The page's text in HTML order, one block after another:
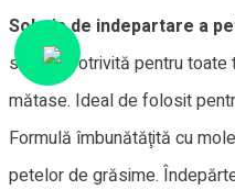
Solutia de indepartare a
soluţie potrivită pentru toate
mătase. Ideal de folosit
Formulă îmbunătăţită cu
petelor de grăsime.